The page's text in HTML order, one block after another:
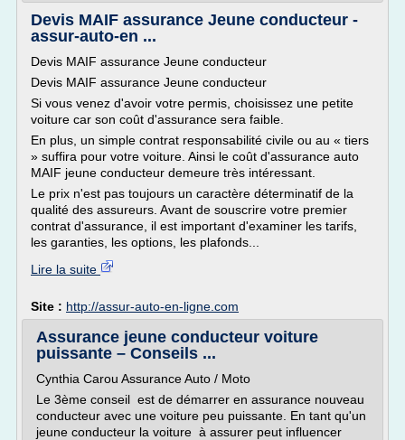
Devis MAIF assurance Jeune conducteur -
assur-auto-en ...
Devis MAIF assurance Jeune conducteur
Devis MAIF assurance Jeune conducteur
Si vous venez d'avoir votre permis, choisissez une petite
voiture car son coût d'assurance sera faible.
En plus, un simple contrat responsabilité civile ou au « tiers
» suffira pour votre voiture. Ainsi le coût d'assurance auto
MAIF jeune conducteur demeure très intéressant.
Le prix n'est pas toujours un caractère déterminatif de la
qualité des assureurs. Avant de souscrire votre premier
contrat d'assurance, il est important d'examiner les tarifs,
les garanties, les options, les plafonds...
Lire la suite
Site : http://assur-auto-en-ligne.com
Assurance jeune conducteur voiture
puissante – Conseils ...
Cynthia Carou Assurance Auto / Moto
Le 3ème conseil est de démarrer en assurance nouveau
conducteur avec une voiture peu puissante. En tant qu'un
jeune conducteur la voiture à assurer peut influencer